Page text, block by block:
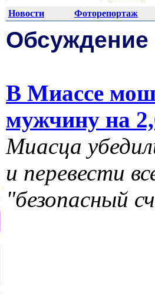
Новости Фоторепортаж
В Миассе
мужчину на
Миасца
и перевести
"безопасный